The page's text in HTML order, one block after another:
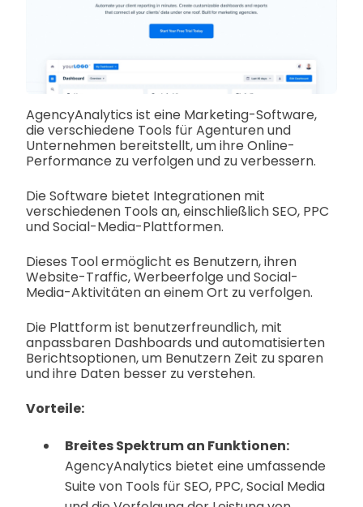
AgencyAnalytics ist eine Marketing-Software,
die verschiedene Tools für Agenturen und
Unternehmen bereitstellt, um ihre Online-
Performance zu verfolgen und zu verbessern.
Die Software bietet Integrationen mit
verschiedenen Tools an, einschließlich SEO, PPC
und Social-Media-Plattformen.
Dieses Tool ermöglicht es Benutzern, ihren
Website-Traffic, Werbeerfolge und Social-
Media-Aktivitäten an einem Ort zu verfolgen.
Die Plattform ist benutzerfreundlich, mit
anpassbaren Dashboards und automatisierten
Berichtsoptionen, um Benutzern Zeit zu sparen
und ihre Daten besser zu verstehen.
Vorteile:
Breites Spektrum an Funktionen:
AgencyAnalytics bietet eine umfassende
Suite von Tools für SEO, PPC, Social Media